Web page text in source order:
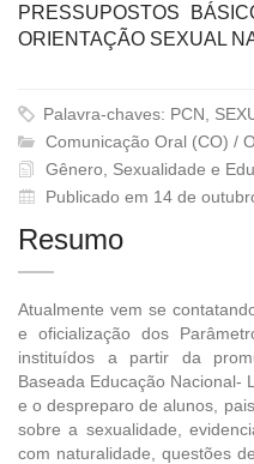
PRESSUPOSTOS
ORIENTAÇÃO SEXUAL
Palavra-chaves: PCN,
Comunicação Oral (CO) /
Gênero, Sexualidade e
Publicado em 14 de
Resumo
Atualmente vem se
e oficialização dos
instituídos a partir da
Baseada Educação Nacional-
e o despreparo de alunos,
sobre a sexualidade,
com naturalidade, questões